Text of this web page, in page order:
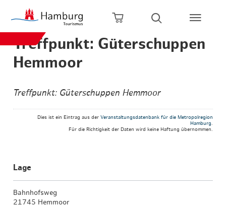
Zum Hauptinhalt springen
Zur Hauptnavigation springen
Zur Volltextsuche springen
Zum Footer springen
Warenkorb öffnen
Suche öffnen
Treffpunkt: Güterschuppen
Hemmoor
Treffpunkt: Güterschuppen Hemmoor
Dies ist ein Eintrag aus der Veranstaltungsdatenbank für die Metropolregion
Hamburg.
Für die Richtigkeit der Daten wird keine Haftung übernommen.
Lage
Bahnhofsweg
21745 Hemmoor